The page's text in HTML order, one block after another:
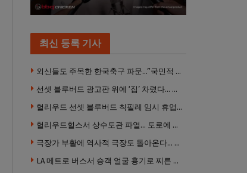
최신 등록 기사
외신들도 주목한 한국축구 파문…”국민적 공분에 수사 재개”
선셋 블루버드 광고판 위에 ‘집’ 차렸다… 넷플릭스 영화 홍보 이색 퍼포먼스
헐리우드 선셋 블루버드 칙필레 임시 휴업… 공사장 담장은 낙서로 뒤덮여
헐리우드힐스서 상수도관 파열… 도로에 물 쏟아져 주민 약 100명 피해
극장가 부활에 역사적 극장도 돌아온다… 웨스트우드 ‘브루인 극장’ 10월 재개장 추진
LA 메트로 버스서 승객 얼굴 흉기로 찌른 증오범죄 피고인, 종신형에 징역 7년 추가 선고